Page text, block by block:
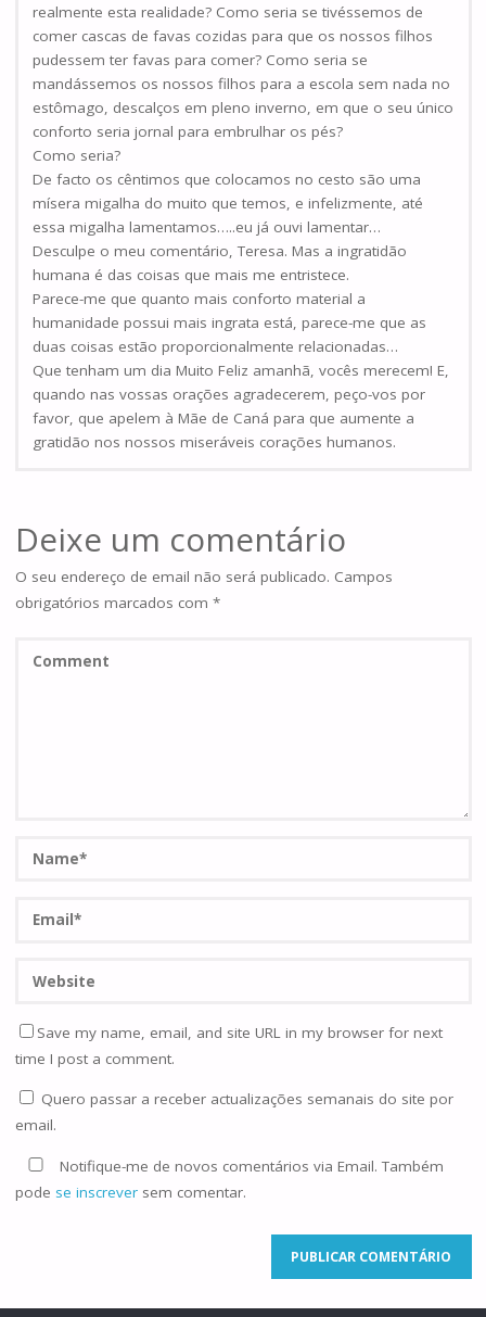
realmente esta realidade? Como seria se tivéssemos de
comer cascas de favas cozidas para que os nossos filhos
pudessem ter favas para comer? Como seria se
mandássemos os nossos filhos para a escola sem nada no
estômago, descalços em pleno inverno, em que o seu único
conforto seria jornal para embrulhar os pés?
Como seria?
De facto os cêntimos que colocamos no cesto são uma
mísera migalha do muito que temos, e infelizmente, até
essa migalha lamentamos…..eu já ouvi lamentar…
Desculpe o meu comentário, Teresa. Mas a ingratidão
humana é das coisas que mais me entristece.
Parece-me que quanto mais conforto material a
humanidade possui mais ingrata está, parece-me que as
duas coisas estão proporcionalmente relacionadas…
Que tenham um dia Muito Feliz amanhã, vocês merecem! E,
quando nas vossas orações agradecerem, peço-vos por
favor, que apelem à Mãe de Caná para que aumente a
gratidão nos nossos miseráveis corações humanos.
Deixe um comentário
O seu endereço de email não será publicado. Campos
obrigatórios marcados com *
Save my name, email, and site URL in my browser for next
time I post a comment.
Quero passar a receber actualizações semanais do site por
email.
Notifique-me de novos comentários via Email. Também
pode se inscreversem comentar.